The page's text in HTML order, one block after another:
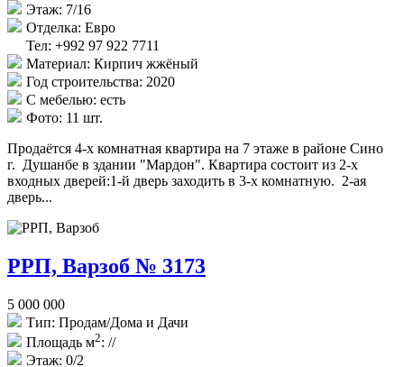
Этаж: 7/16
Отделка: Евро
Тел: +992 97 922 7711
Материал: Кирпич жжёный
Год строительства: 2020
С мебелью: есть
Фото: 11 шт.
Продаётся 4-х комнатная квартира на 7 этаже в районе Сино
г. Душанбе в здании "Мардон". Квартира состоит из 2-х
входных дверей:1-й дверь заходить в 3-х комнатную. 2-ая
дверь...
РРП, Варзоб № 3173
5 000 000
Тип: Продам/Дома и Дачи
Площадь м2: //
Этаж: 0/2